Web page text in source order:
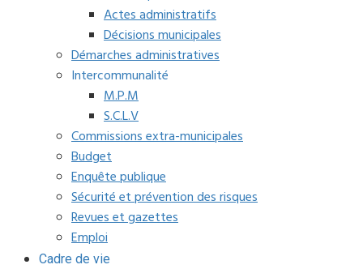
Actes administratifs
Décisions municipales
Démarches administratives
Intercommunalité
M.P.M
S.C.L.V
Commissions extra-municipales
Budget
Enquête publique
Sécurité et prévention des risques
Revues et gazettes
Emploi
Cadre de vie